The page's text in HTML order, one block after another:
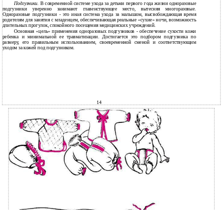
Подгузники. В современной системе ухода за детьми первого года жизни одноразовые
подгузники уверенно занимают главенствующее место, вытесняя многоразовые.
Одноразовые подгузники - это иная система ухода за малышом, высвобождающая время
родителям для занятия с младенцем, обеспечивающая реальные «сухие» ночи, возможность
длительных прогулок, спокойного посещения медицинских учреждений.
Основная «цель» применения одноразовых подгузников - обеспечение сухости кожи
ребенка и минимальной ее травматизации. Достигается это подбором подгузника по
размеру, его правильным использованием, своевременной сменой и соответствующим
уходом за кожей под подгузником.
14